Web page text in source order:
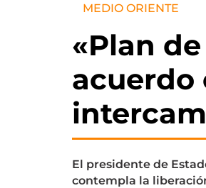
MEDIO ORIENTE
«Plan
acuerdo
El presidente de
contempla la